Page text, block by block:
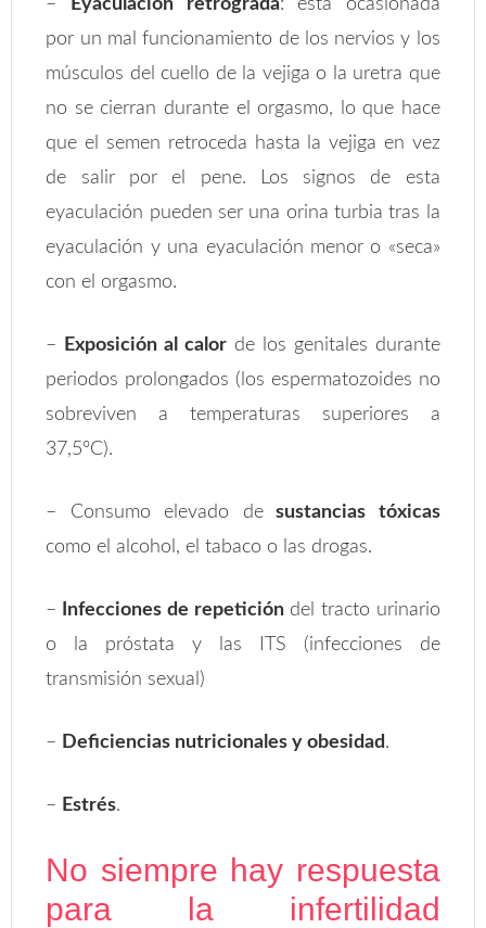
– Eyaculación retrógrada: está ocasionada
por un mal funcionamiento de los nervios y los
músculos del cuello de la vejiga o la uretra que
no se cierran durante el orgasmo, lo que hace
que el semen retroceda hasta la vejiga en vez
de salir por el pene. Los signos de esta
eyaculación pueden ser una orina turbia tras la
eyaculación y una eyaculación menor o «seca»
con el orgasmo.
– Exposición al calor de los genitales durante
periodos prolongados (los espermatozoides no
sobreviven a temperaturas superiores a
37,5ºC).
– Consumo elevado desustancias tóxicas
como el alcohol, el tabaco o las drogas.
– Infecciones de repeticióndel tracto urinario
o la próstata y las ITS (infecciones de
transmisión sexual)
– Deficiencias nutricionales y obesidad.
– Estrés.
No siempre hay respuesta
para la infertilidad